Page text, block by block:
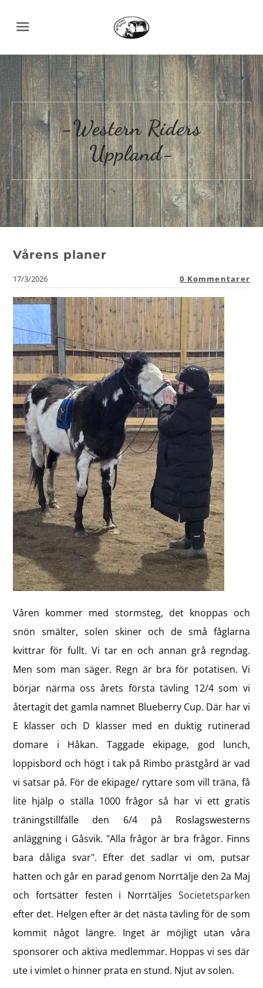
Menu
-Western Riders
Uppland-
Vårens planer
17/3/2026 0 Kommentarer
Våren kommer med stormsteg, det knoppas och
snön smälter, solen skiner och de små fåglarna
kvittrar för fullt. Vi tar en och annan grå regndag.
Men som man säger. Regn är bra för potatisen. Vi
börjar närma oss årets första tävling 12/4 som vi
återtagit det gamla namnet Blueberry Cup. Där har vi
E klasser och D klasser med en duktig rutinerad
domare i Håkan. Taggade ekipage, god lunch,
loppisbord och högt i tak på Rimbo prästgård är vad
vi satsar på. För de ekipage/ ryttare som vill träna, få
lite hjälp o ställa 1000 frågor så har vi ett gratis
träningstillfälle den 6/4 på Roslagswesterns
anläggning i Gåsvik. "Alla frågor är bra frågor. Finns
bara dåliga svar". Efter det sadlar vi om, putsar
hatten och går en parad genom Norrtälje den 2a Maj
och fortsätter festen i Norrtäljes Societetsparken
efter det. Helgen efter är det nästa tävling för de som
kommit något längre. Inget är möjligt utan våra
sponsorer och aktiva medlemmar. Hoppas vi ses där
ute i vimlet o hinner prata en stund. Njut av solen.